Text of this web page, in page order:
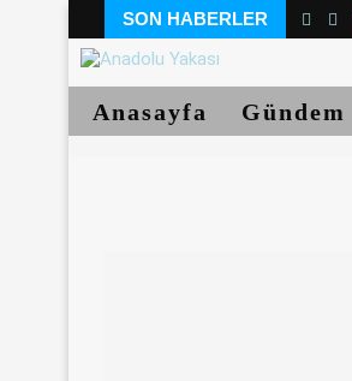
SON HABERLER
Anasayfa Gündem